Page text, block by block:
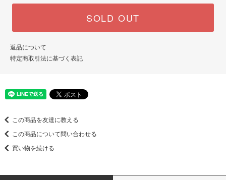
SOLD OUT
返品について
特定商取引法に基づく表記
この商品を友達に教える
この商品について問い合わせる
買い物を続ける